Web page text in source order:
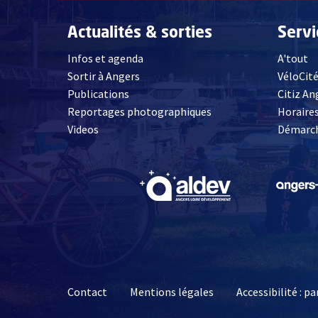
Actualités & sorties
Infos et agenda
Sortir à Angers
Publications
Reportages photographiques
Videos, Ouvre une nouvelle fenêtre
A'tout
VéloCité
Citiz
, Ouvre une
Contact Mentions légales Accessibilité :